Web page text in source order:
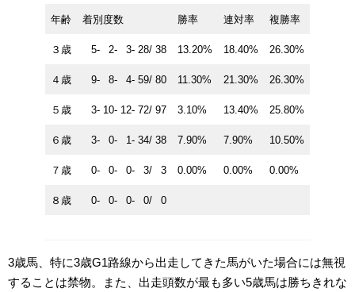
年齢 着別度数 勝率 連対率 複勝率
３歳 5- 2- 3- 28/ 38 13.20% 18.40% 26.30%
４歳 9- 8- 4- 59/ 80 11.30% 21.30% 26.30%
５歳 3- 10- 12- 72/ 97 3.10% 13.40% 25.80%
６歳 3- 0- 1- 34/ 38 7.90% 7.90% 10.50%
７歳 0- 0- 0- 3/ 3 0.00% 0.00% 0.00%
８歳 0- 0- 0- 0/ 0
3歳馬、特に3歳G1路線から出走してきた馬がいた場合には無視
することは禁物。また、出走頭数が最も多い5歳馬は勝ちきれな